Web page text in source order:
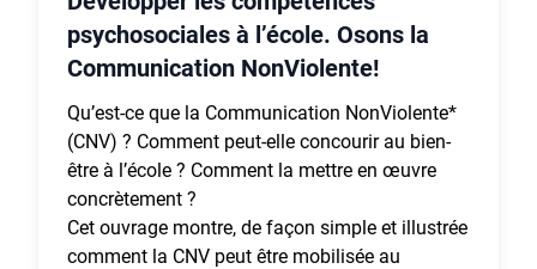
psychosociales à l’école. Osons la
Communication NonViolente!
Qu’est-ce que la Communication NonViolente*
(CNV) ? Comment peut-elle concourir au bien-
être à l’école ? Comment la mettre en œuvre
concrètement ?
Cet ouvrage montre, de façon simple et illustrée
comment la CNV peut être mobilisée au